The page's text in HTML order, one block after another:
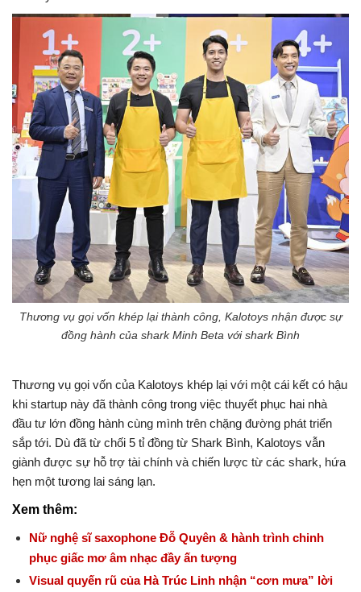
Thương vụ gọi vốn khép lại thành công, Kalotoys nhận được sự
đồng hành của shark Minh Beta với shark Bình
Thương vụ gọi vốn của Kalotoys khép lại với một cái kết có hậu
khi startup này đã thành công trong việc thuyết phục hai nhà
đầu tư lớn đồng hành cùng mình trên chặng đường phát triển
sắp tới. Dù đã từ chối 5 tỉ đồng từ Shark Bình, Kalotoys vẫn
giành được sự hỗ trợ tài chính và chiến lược từ các shark, hứa
hẹn một tương lai sáng lạn.
Xem thêm:
Nữ nghệ sĩ saxophone Đỗ Quyên & hành trình chinh
phục giấc mơ âm nhạc đầy ấn tượng
Visual quyến rũ của Hà Trúc Linh nhận “cơn mưa” lời